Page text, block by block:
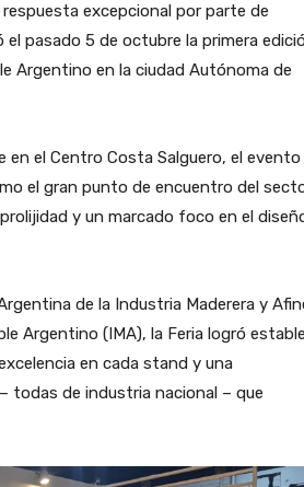
excepcional por parte de
pasado 5 de octubre la primera
Argentino en la ciudad Autónoma de
en el Centro Costa Salguero, el evento
el gran punto de encuentro del
y un marcado foco en el
de la Industria Maderera y
Argentino (IMA), la Feria logró
en cada stand y una
todas de industria nacional – que